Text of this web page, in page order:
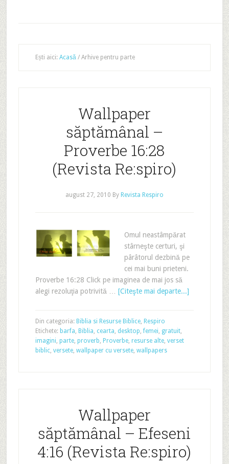
Ești aici: Acasă /Arhive pentru parte
Wallpaper
săptămânal –
Proverbe 16:28
(Revista Re:spiro)
august 27, 2010 By Revista Respiro
Omul neastâmpărat
stârneşte certuri, şi
pârâtorul dezbină pe
cei mai buni prieteni.
Proverbe 16:28 Click pe imaginea de mai jos să
alegi rezoluţia potrivită … [Citeşte mai departe...]
Din categoria: Biblia si Resurse Biblice, Respiro
Etichete: barfa, Biblia, cearta, desktop,femei, gratuit,
imagini, parte, proverb, Proverbe, resurse alte, verset
biblic, versete, wallpaper cu versete, wallpapers
Wallpaper
săptămânal – Efeseni
4:16 (Revista Re:spiro)